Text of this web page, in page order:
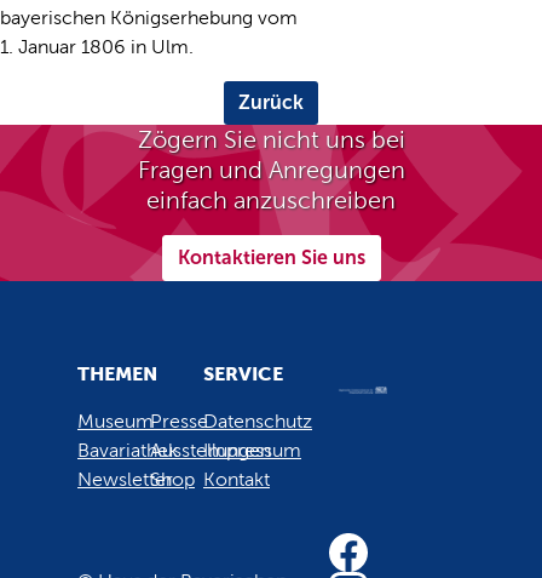
bayerischen Königserhebung vom
1. Januar 1806 in Ulm.
Zurück
Zögern Sie nicht uns bei
Fragen und Anregungen
einfach anzuschreiben
Kontaktieren Sie uns
THEMEN
Museum
Bavariathek
Newsletter
Presse
Ausstellungen
Shop
SERVICE
Datenschutz
Impressum
Kontakt